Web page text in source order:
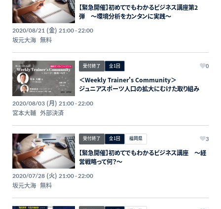
【緊急開催】初めてでもわかるビジネス講座第2
弾 ～環境分析をカンタンに実践～
2020/08/21 (金) 21:00 - 22:00
坂元大海 無料
受付終了 全1回 0
＜Weekly Trainer's Community＞
ジュニアスポーツ人口の拡大にむけた取り組み
2020/08/03 (月) 21:00 - 22:00
宮本大輔 外部決済
受付終了 全1回 福岡県 3
【緊急開催】初めてでもわかるビジネス講座 ～経
営戦略って何？～
2020/07/28 (火) 21:00 - 22:00
坂元大海 無料